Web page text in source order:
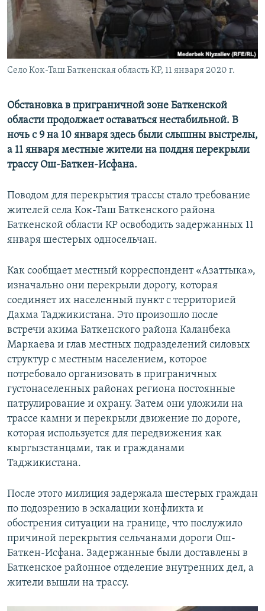
Село Кок-Таш Баткенская область КР, 11 января 2020 г.
Обстановка в приграничной зоне Баткенской
области продолжает оставаться нестабильной. В
ночь с 9 на 10 января здесь были слышны выстрелы,
а 11 января местные жители на полдня перекрыли
трассу Ош-Баткен-Исфана.
Поводом для перекрытия трассы стало требование
жителей села Кок-Таш Баткенского района
Баткенской области КР освободить задержанных 11
января шестерых односельчан.
Как сообщает местный корреспондент «Азаттыка»,
изначально они перекрыли дорогу, которая
соединяет их населенный пункт с территорией
Дахма Таджикистана. Это произошло после
встречи акима Баткенского района Каланбека
Маркаева и глав местных подразделений силовых
структур с местным населением, которое
потребовало организовать в приграничных
густонаселенных районах региона постоянные
патрулирование и охрану. Затем они уложили на
трассе камни и перекрыли движение по дороге,
которая используется для передвижения как
кыргызстанцами, так и гражданами
Таджикистана.
После этого милиция задержала шестерых граждан
по подозрению в эскалации конфликта и
обострения ситуации на границе, что послужило
причиной перекрытия сельчанами дороги Ош-
Баткен-Исфана. Задержанные были доставлены в
Баткенское районное отделение внутренних дел, а
жители вышли на трассу.